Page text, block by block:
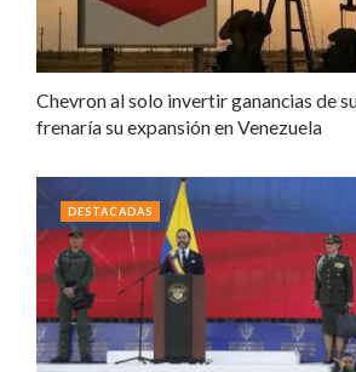
Chevron al solo invertir ganancias de
frenaría su expansión en Venezuela
DESTACADAS